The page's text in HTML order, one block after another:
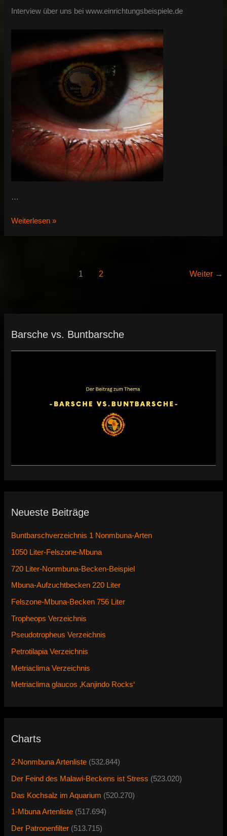
Interview über uns bei www.einrichtungsbeispiele.de
…
Interview
Weiterlesen »
1 2 Weiter →
Barsche vs. Buntbarsche
Neueste Beiträge
Buntbarschverzeichnis 1 Nonmbuna-Arten
1050 Liter-Felszone-Mbuna
720 Liter-Nonmbuna-Becken-Beispiel
Mbuna-Aufzuchtbecken 220 Liter
Felszone-Mbuna-Becken 756 Liter
Tropheops Verzeichnis
Pseudotropheus Verzeichnis
Petrotilapia Verzeichnis
Metriaclima Verzeichnis
Metriaclima glaucos ‚Kanjindo Rocks‘
Charts
2-Nonmbuna Artenliste (532.844)
Der Feind des Malawi-Beckens ist Stress (523.020)
Das Kochsalz im Aquarium (520.270)
1-Mbuna Artenliste (517.694)
Der Patronenfilter (513.715)